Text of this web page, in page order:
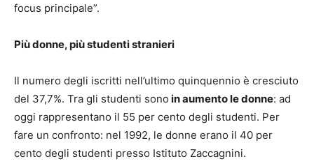
focus principale”.
Più donne, più studenti stranieri
Il numero degli iscritti nell’ultimo quinquennio è cresciuto
del 37,7%. Tra gli studenti sono in aumento le donne: ad
oggi rappresentano il 55 per cento degli studenti. Per
fare un confronto: nel 1992, le donne erano il 40 per
cento degli studenti presso Istituto Zaccagnini.